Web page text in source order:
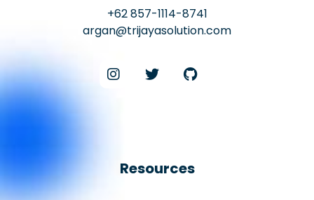
+62 857-1114-8741
argan@trijayasolution.com
Resources